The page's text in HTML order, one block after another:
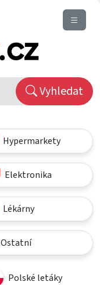
Vyhledat
Hypermarkety
Elektronika
Lékárny
Ostatní
Polské letáky